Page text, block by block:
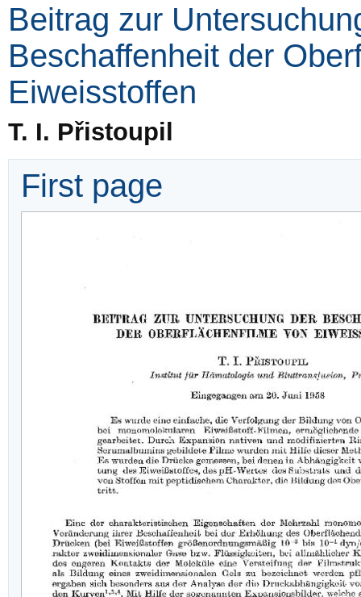
Beitrag zur
Beschaffenheit der
Eiweisstoffen
T. I. Přistoupil
First page